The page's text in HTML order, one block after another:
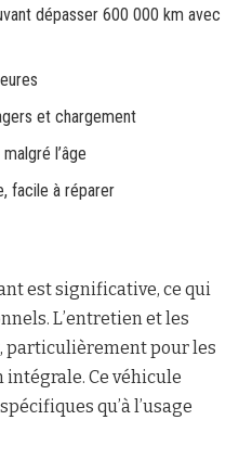
dépasser 600 000 km avec
et chargement
l’âge
facile à réparer
est significative, ce qui
L’entretien et les
particulièrement pour les
Ce véhicule
qu’à l’usage